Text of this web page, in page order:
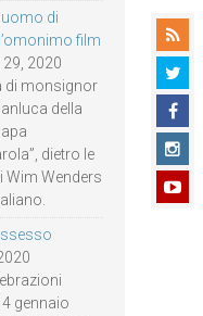
uomo di
film
2020
di monsignor
della
dietro le
Wim Wenders
4 gennaio